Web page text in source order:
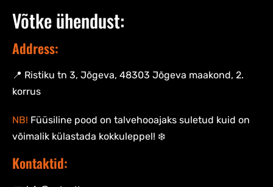
Võtke ühendust:
Address:
📍 Ristiku tn 3, Jõgeva, 48303 Jõgeva maakond, 2.
korrus
NB! Füüsiline pood on talvehooajaks suletud kuid on
võimalik külastada kokkuleppel! ❄️
Kontaktid: